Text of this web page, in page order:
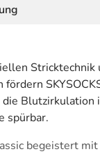
Stricktechnik
Blutzirkulation
spürbar.
begeistert